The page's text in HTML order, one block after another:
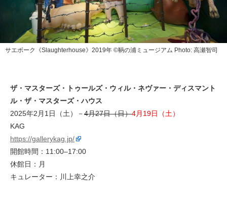
サエボーク《Slaughterhouse》2019年 ©︎鞆の浦ミュージアム Photo: 高瀬智司
ザ・マスターズ・トゥールズ・ウィル・ネヴァー・ディスマント
ル・ザ・マスターズ・ハウス
2025年2月1日（土）－ 4月27日（日）4月19日（土）
KAG
https://gallerykag.jp/
開館時間：11:00–17:00
休館日：月
キュレーター：川上幸之介